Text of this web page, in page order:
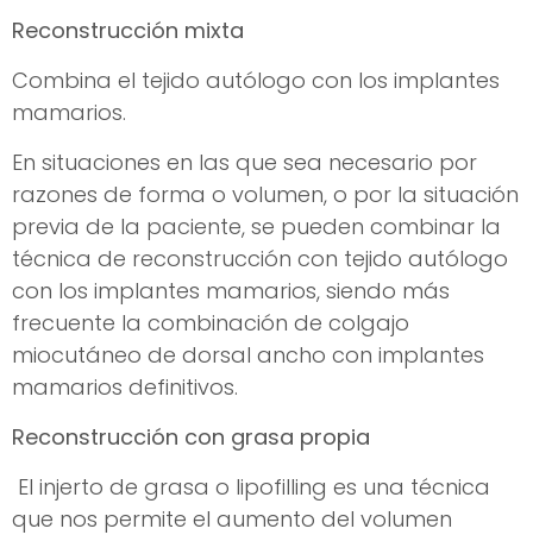
Reconstrucción mixta
Combina el tejido autólogo con los implantes
mamarios.
En situaciones en las que sea necesario por
razones de forma o volumen, o por la situación
previa de la paciente, se pueden combinar la
técnica de reconstrucción con tejido autólogo
con los implantes mamarios, siendo más
frecuente la combinación de colgajo
miocutáneo de dorsal ancho con implantes
mamarios definitivos.
Reconstrucción con grasa propia
El injerto de grasa o lipofilling es una técnica
que nos permite el aumento del volumen